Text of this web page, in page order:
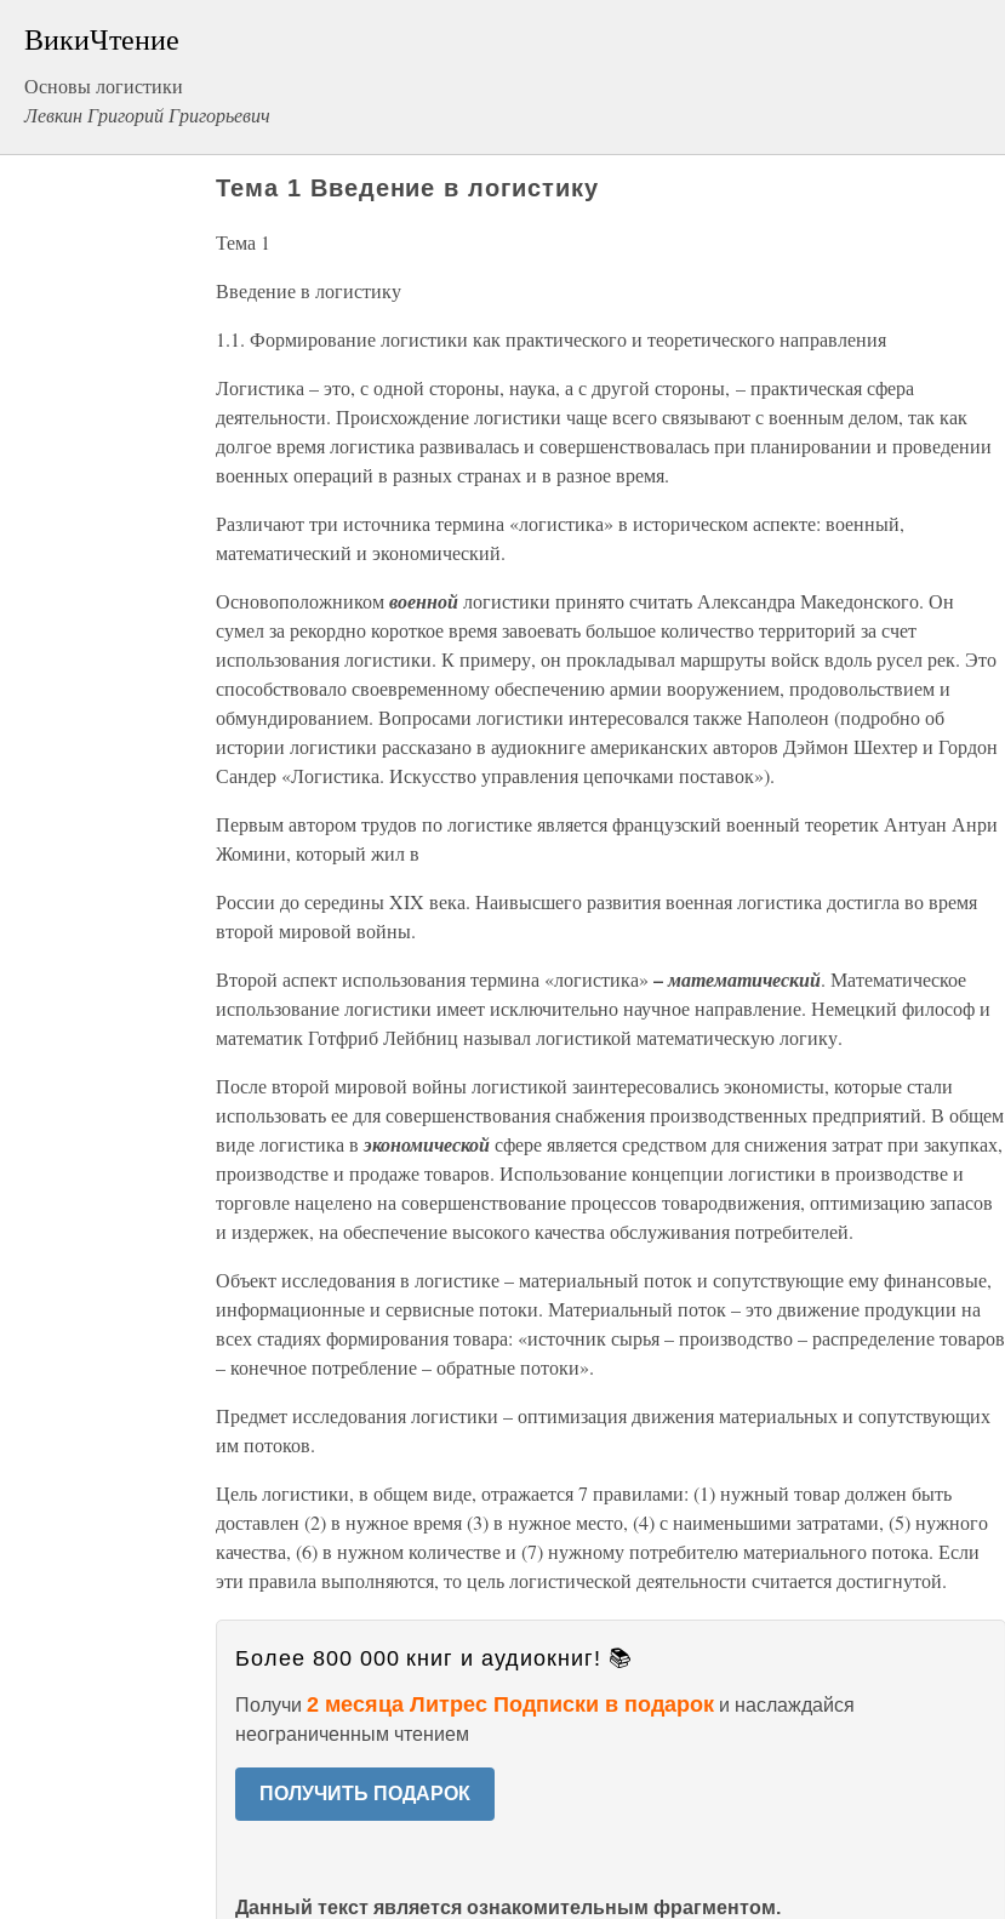
ВикиЧтение
Основы логистики
Левкин Григорий Григорьевич
Тема 1 Введение в логистику
Тема 1
Введение в логистику
1.1. Формирование логистики как практического и теоретического направления
Логистика – это, с одной стороны, наука, а с другой стороны, – практическая сфера
деятельности. Происхождение логистики чаще всего связывают с военным делом, так как
долгое время логистика развивалась и совершенствовалась при планировании и проведении
военных операций в разных странах и в разное время.
Различают три источника термина «логистика» в историческом аспекте: военный,
математический и экономический.
Основоположникомвоеннойлогистики принято считать Александра Македонского. Он
сумел за рекордно короткое время завоевать большое количество территорий за счет
использования логистики. К примеру, он прокладывал маршруты войск вдоль русел рек. Это
способствовало своевременному обеспечению армии вооружением, продовольствием и
обмундированием. Вопросами логистики интересовался также Наполеон (подробно об
истории логистики рассказано в аудиокниге американских авторов Дэймон Шехтер и Гордон
Сандер «Логистика. Искусство управления цепочками поставок»).
Первым автором трудов по логистике является французский военный теоретик Антуан Анри
Жомини, который жил в
России до середины XIX века. Наивысшего развития военная логистика достигла во время
второй мировой войны.
Второй аспект использования термина «логистика» –математический. Математическое
использование логистики имеет исключительно научное направление. Немецкий философ и
математик Готфриб Лейбниц называл логистикой математическую логику.
После второй мировой войны логистикой заинтересовались экономисты, которые стали
использовать ее для совершенствования снабжения производственных предприятий. В общем
виде логистика вэкономическойсфере является средством для снижения затрат при закупках,
производстве и продаже товаров. Использование концепции логистики в производстве и
торговле нацелено на совершенствование процессов товародвижения, оптимизацию запасов
и издержек, на обеспечение высокого качества обслуживания потребителей.
Объект исследования в логистике – материальный поток и сопутствующие ему финансовые,
информационные и сервисные потоки. Материальный поток – это движение продукции на
всех стадиях формирования товара: «источник сырья – производство – распределение товаров
– конечное потребление – обратные потоки».
Предмет исследования логистики – оптимизация движения материальных и сопутствующих
им потоков.
Цель логистики, в общем виде, отражается 7 правилами: (1) нужный товар должен быть
доставлен (2) в нужное время (3) в нужное место, (4) с наименьшими затратами, (5) нужного
качества, (6) в нужном количестве и (7) нужному потребителю материального потока. Если
эти правила выполняются, то цель логистической деятельности считается достигнутой.
Более 800 000 книг и аудиокниг! 📚
Получи 2 месяца Литрес Подписки в подарок и наслаждайся
неограниченным чтением
ПОЛУЧИТЬ ПОДАРОК
Данный текст является ознакомительным фрагментом.